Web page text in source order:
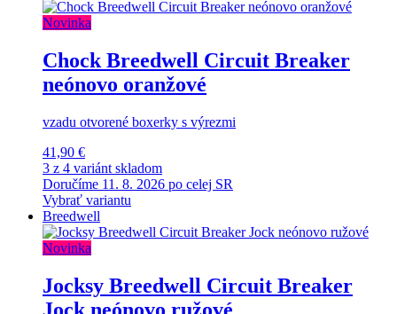
Novinka
Chock Breedwell Circuit Breaker
neónovo oranžové
vzadu otvorené boxerky s výrezmi
41,90 €
3 z 4 variánt skladom
Doručíme 11. 8. 2026 po celej SR
Vybrať variantu
Breedwell
Novinka
Jocksy Breedwell Circuit Breaker